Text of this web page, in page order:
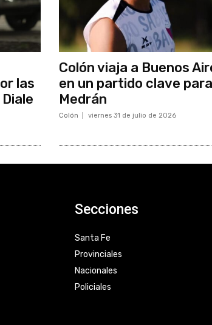
las
Colón viaja a Buenos
en un partido clave para
Medrán
Colón viernes 31 de julio de 2026
Secciones
Santa Fe
Provinciales
Nacionales
Policiales